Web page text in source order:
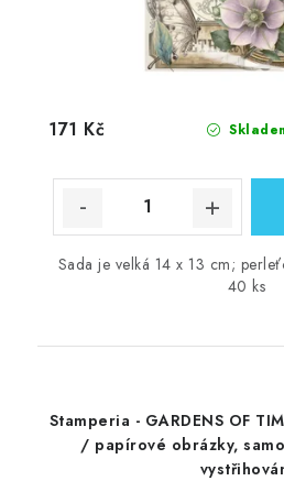
171 Kč
Sada je velká 14 x 13 cm;
40 ks
Stamperia - GARDENS OF
/ papírové obrázky,